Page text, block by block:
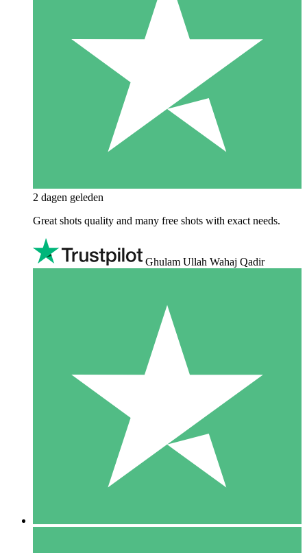
2 dagen geleden
Great shots quality and many free shots with exact needs.
Ghulam Ullah Wahaj Qadir